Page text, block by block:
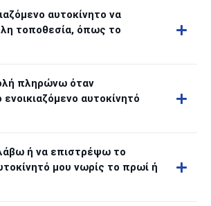
αυτοκίνητο να
τοποθεσία, όπως το
πληρώνω όταν
αυτοκίνητό
ή να επιστρέψω το
μου νωρίς το πρωί ή